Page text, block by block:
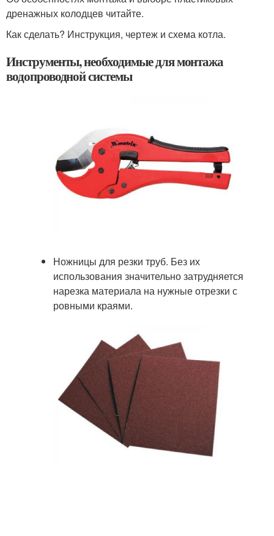
дренажных колодцев читайте.
Как сделать? Инструкция, чертеж и схема котла.
Инструменты, необходимые для монтажа
водопроводной системы
Ножницы для резки труб. Без их
использования значительно затрудняется
нарезка материала на нужные отрезки с
ровными краями.